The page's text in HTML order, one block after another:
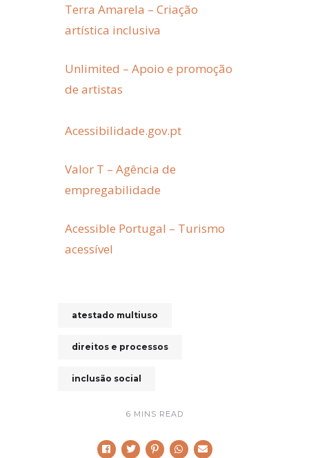
Terra Amarela – Criação
artística inclusiva
Unlimited – Apoio e promoção
de artistas
Acessibilidade.gov.pt
Valor T – Agência de
empregabilidade
Acessible Portugal – Turismo
acessível
atestado multiuso
direitos e processos
inclusão social
6 MINS READ